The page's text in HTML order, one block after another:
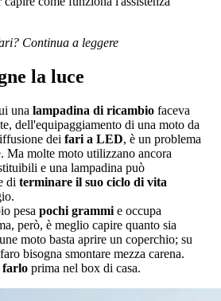
Continua a leggere
la luce
una lampadina di ricambio faceva
dell'equipaggiamento di una moto da
dei fari a LED, è un problema
Ma molte moto utilizzano ancora
e una lampadina può
di terminare il suo ciclo di vita
pesa pochi grammi e occupa
però, è meglio capire quanto sia
moto basta aprire un coperchio; su
bisogna smontare mezza carena.
farlo prima nel box di casa.